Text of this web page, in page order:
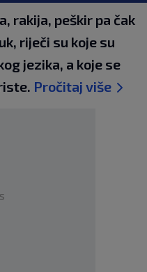
rakija, peškir pa čak
riječi su koje su
jezika, a koje se
Pročitaj više